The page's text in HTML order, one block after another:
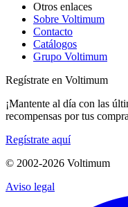
Otros enlaces
Sobre Voltimum
Contacto
Catálogos
Grupo Voltimum
Regístrate en Voltimum
¡Mantente al día con las
recompensas por tus
Regístrate aquí
© 2002-2026 Voltimum
Aviso legal